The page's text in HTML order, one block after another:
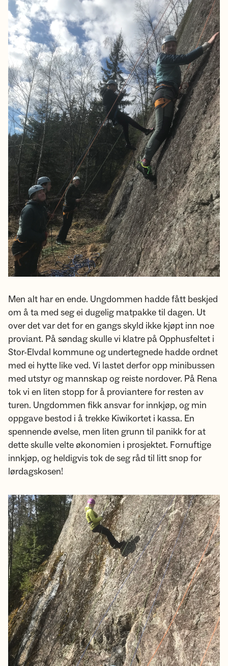
Men alt har en ende. Ungdommen hadde fått beskjed
om å ta med seg ei dugelig matpakke til dagen. Ut
over det var det for en gangs skyld ikke kjøpt inn noe
proviant. På søndag skulle vi klatre på Opphusfeltet i
Stor-Elvdal kommune og undertegnede hadde ordnet
med ei hytte like ved. Vi lastet derfor opp minibussen
med utstyr og mannskap og reiste nordover. På Rena
tok vi en liten stopp for å proviantere for resten av
turen. Ungdommen fikk ansvar for innkjøp, og min
oppgave bestod i å trekke Kiwikortet i kassa. En
spennende øvelse, men liten grunn til panikk for at
dette skulle velte økonomien i prosjektet. Fornuftige
innkjøp, og heldigvis tok de seg råd til litt snop for
lørdagskosen!